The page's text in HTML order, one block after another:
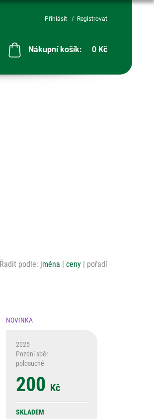
Přihlásit Registrovat
Nákupní košík: 0 Kč
Řadit podle: jména ceny pořadí
NOVINKA
2025
Pozdní sběr
polosuché
200 Kč
SKLADEM